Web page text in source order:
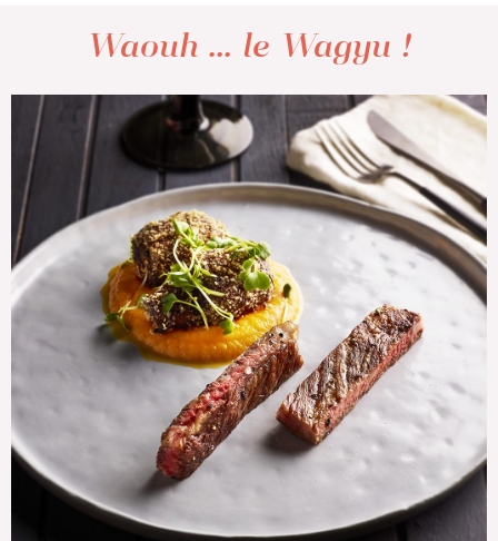
Waouh ... le Wagyu !